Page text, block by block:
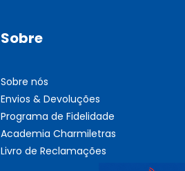
Sobre
Sobre nós
Envios & Devoluções
Programa de Fidelidade
Academia Charmiletras
Livro de Reclamações